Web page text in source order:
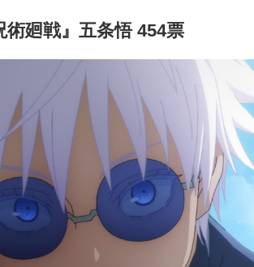
術廻戦』五条悟 454票